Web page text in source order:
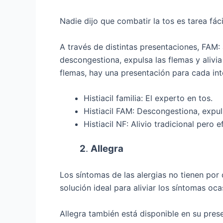
Nadie dijo que combatir la tos es tarea
A través de distintas presentaciones,
descongestiona, expulsa las flemas y
flemas, hay una presentación para cada
Histiacil familia: El experto en tos.
Histiacil FAM: Descongestiona,
Histiacil NF: Alivio tradicional pero
2. Allegra
Los síntomas de las alergias no tienen
solución ideal para aliviar los síntomas
Allegra también está disponible en su